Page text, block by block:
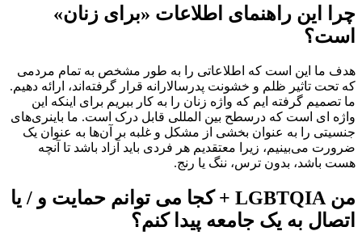
چرا این راهنمای اطلاعات «برای زنان»
است؟
هدف ما این است که اطلاعاتی را به طور مشخص به تمام مردمی
که تحت تاثیر ظلم و خشونت پدرسالارانه قرار گرفته‌اند، ارائه دهیم.
ما تصمیم گرفته ایم که واژه زنان را به کار ببریم برای اینکه این
واژه ای است که درسطح بین المللی قابل درک است. ما باینری‌های
جنسیتی را به عنوان بخشی از مشکل و غلبه بر آن‌ها به عنوان یک
ضرورت می‌بینیم، زیرا معتقدیم هر فردی باید آزاد باشد تا آنچه
هست باشد، بدون ترس، ننگ یا رنج.
من LGBTQIA + کجا می توانم حمایت و / یا
اتصال به یک جامعه پیدا کنم؟